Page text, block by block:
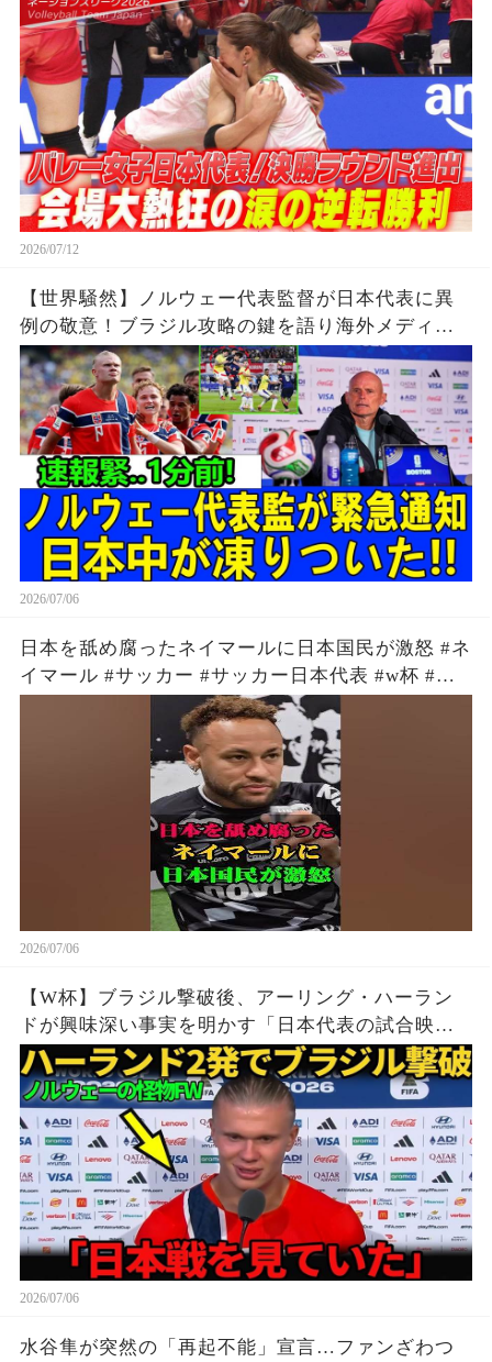
2026/07/12
【世界騒然】ノルウェー代表監督が日本代表に異
例の敬意！ブラジル攻略の鍵を語り海外メディア
騒然！
2026/07/06
日本を舐め腐ったネイマールに日本国民が激怒 #ネ
イマール #サッカー #サッカー日本代表 #w杯 #ワ
ールドカップ #森保ジャパン
2026/07/06
【W杯】ブラジル撃破後、アーリング・ハーラン
ドが興味深い事実を明かす「日本代表の試合映像
を見たことが、ブラジル撃破につながった」
2026/07/06
水谷隼が突然の「再起不能」宣言…ファンざわつ